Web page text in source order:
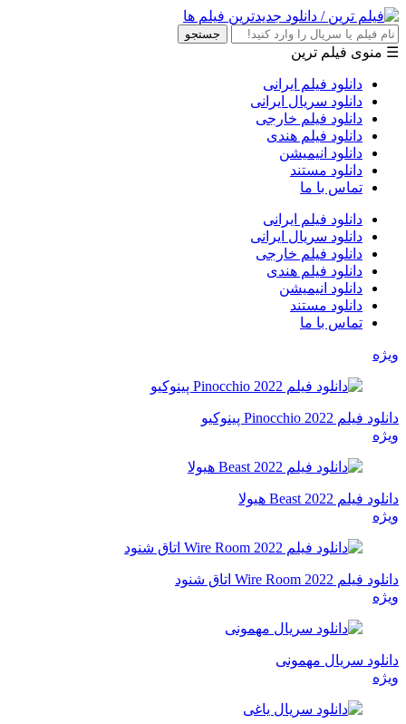
جستجو
☰ منوی فیلم ترین
دانلود فیلم ایرانی
دانلود سریال ایرانی
دانلود فیلم خارجی
دانلود فیلم هندی
دانلود انیمیشن
دانلود مستند
تماس با ما
دانلود فیلم ایرانی
دانلود سریال ایرانی
دانلود فیلم خارجی
دانلود فیلم هندی
دانلود انیمیشن
دانلود مستند
تماس با ما
ویژه
دانلود فیلم Pinocchio 2022 پینوکیو
ویژه
دانلود فیلم Beast 2022 هیولا
ویژه
دانلود فیلم Wire Room 2022 اتاق شنود
ویژه
دانلود سریال مهمونی
ویژه